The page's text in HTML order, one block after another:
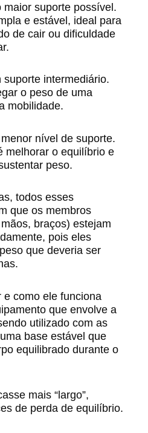
suporte possível.
e estável, ideal para
de cair ou dificuldade
intermediário.
o peso de uma
mobilidade.
nível de suporte.
melhorar o equilíbrio e
peso.
todos esses
que os membros
braços) estejam
pois eles
que deveria ser
como ele funciona
que envolve a
utilizado com as
base estável que
equilibrado durante o
mais “largo”,
de perda de equilíbrio.